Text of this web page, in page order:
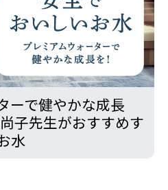
ーで健やかな成長
子先生がおすすめす
水